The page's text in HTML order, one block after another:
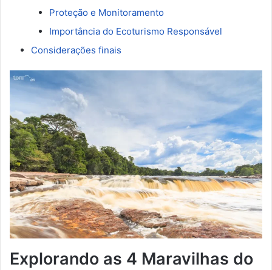
Proteção e Monitoramento
Importância do Ecoturismo Responsável
Considerações finais
Explorando as 4 Maravilhas do